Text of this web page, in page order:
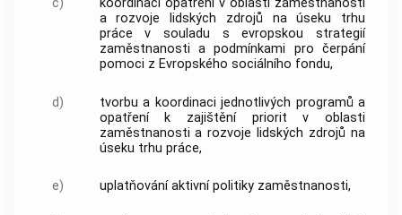
c)
koordinaci opatření v oblasti zaměstnanosti
a rozvoje lidských zdrojů na úseku trhu
práce v souladu s evropskou strategií
zaměstnanosti a podmínkami pro čerpání
pomoci z Evropského sociálního fondu,
d)
tvorbu a koordinaci jednotlivých programů a
opatření k zajištění priorit v oblasti
zaměstnanosti a rozvoje lidských zdrojů na
úseku trhu práce,
e) uplatňování aktivní politiky zaměstnanosti,